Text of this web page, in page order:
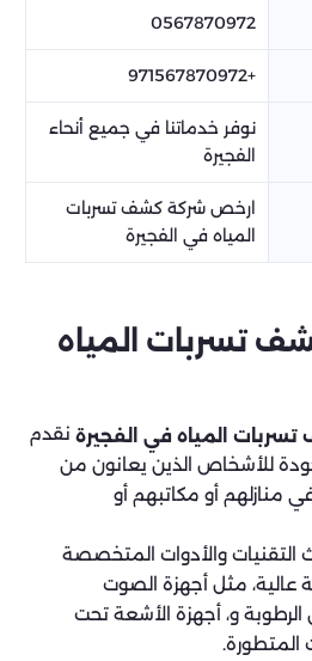
0567870972
+971567870972
نوفر خدماتنا في جميع أنحاء
الفجيرة
ارخص شركة كشف تسربات
المياه في الفجيرة
تسربات المياه
المياه في الفجيرة نقدم
للأشخاص الذين يعانون من
منازلهم أو مكاتبهم أو
والأدوات المتخصصة
عالية، مثل أجهزة الصوت
و، أجهزة الأشعة تحت
المتطورة.